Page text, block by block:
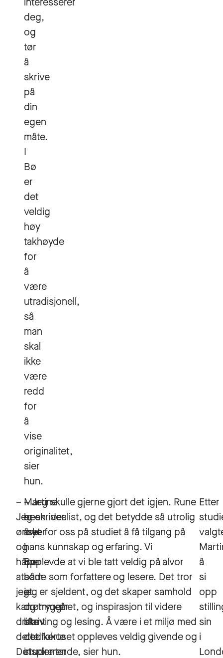
deg,
og
tør
å
skrive
på
din
egen
måte.
I
Bø
er
det
veldig
høy
takhøyde
for
å
være
utradisjonell,
så
man
skal
ikke
være
redd
for
å
vise
originalitet,
sier
hun.
–
Jeg
ønsker
og
håper
at
jeg
kan
drifte
dette.
Det
Martine
beskriver
året
i
Bø
som
et
drømmeår
blant
dedikerte
studenter
– Jeg skulle gjerne gjort det igjen. Rune
er en idealist, og det betydde så utrolig
mye for oss på studiet å få tilgang på
hans kunnskap og erfaring. Vi
opplevde at vi ble tatt veldig på alvor
både som forfattere og lesere. Det tror
jeg er sjeldent, og det skaper samhold
og trygghet, og inspirasjon til videre
skriving og lesing. Å være i et miljø med
det fokuset oppleves veldig givende og
inspirerende, sier hun.
Etter
å
si
opp
sin
i